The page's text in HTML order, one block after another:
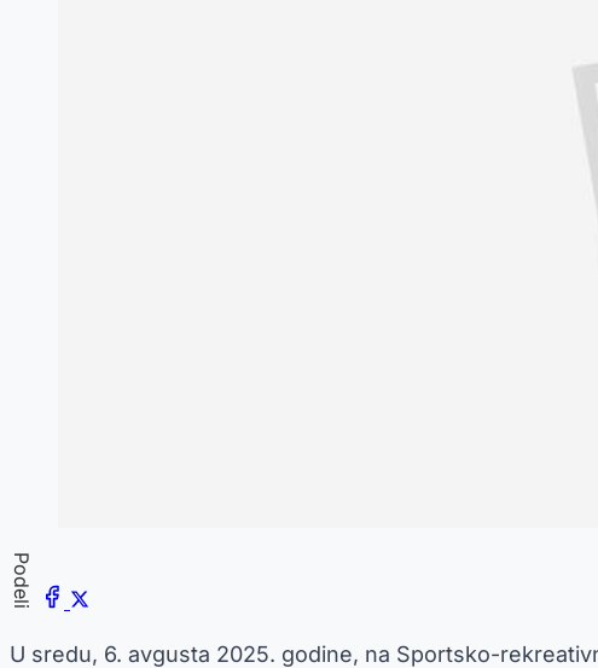
Podeli
U sredu, 6. avgusta 2025. godine, na Sportsko-